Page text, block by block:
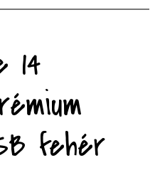
14
fehér